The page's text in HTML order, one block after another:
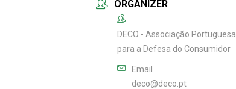
ORGANIZER
DECO - Associação Portuguesa
para a Defesa do Consumidor
Email
deco@deco.pt